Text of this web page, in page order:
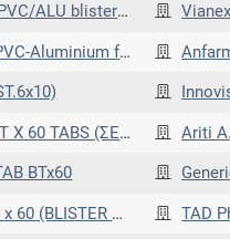
(σε PVC/ALU blisters)
foil blisters)
BLISTER PVC/AL) Ariti
BTx60
(BLISTER PVC/AL) TAD